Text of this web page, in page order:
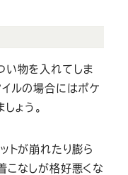
い物を入れてしま
イルの場合にはポケ
ょう。
トが崩れたり膨ら
こなしが格好悪くな